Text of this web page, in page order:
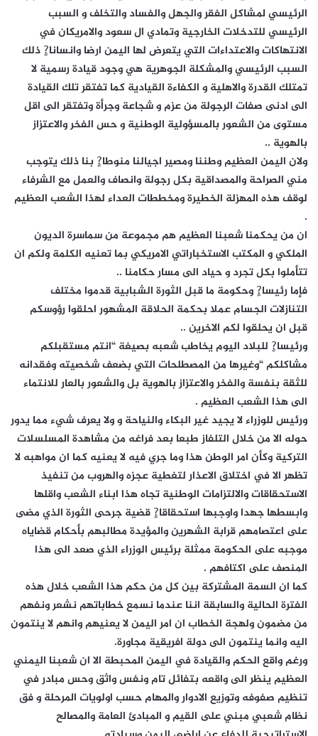
الرئيسي لمشاكل الفقر والجهل والفساد والتخلف و السبب
الرئيسي للتدخلات الخارجية وتمادي ال سعود والامريكان في
الانتهاكات والاعتداءات التي يتعرض لها اليمن ارضا وانسانا?ٍ ذلك
السبب الرئيسي والمشكلة الجوهرية هي وجود قيادة رسمية لا
تمتلك القدرة والاهلية و الكفاءة القيادية كما تفتقر تلك القيادة
الى ادنى صفات الرجولة من عزم و شجاعة وجرأة وتفتقر الى اقل
مستوى من الشعور بالمسؤولية الوطنية و حس الفخر والاعتزاز
بالهوية ..
ولان اليمن العظيم وطننا ومصير اجيالنا منوطا?ٍ بنا ذلك يتوجب
مني الصراحة والمصداقية بكل رجولة وانصاف والعمل مع الشرفاء
لوقف هذه المهزلة الخطيرة ومخططات العداء لهذا الشعب العظيم
.
ان من يحكمنا شعبنا العظيم هم مجموعة من سماسرة الديون
الملكي و المكتب الاستخباراتي الامريكي بما تعنيه الكلمة ولكم ان
تتأملوا بكل تجرد و حياد الى مسار حكامنا ..
فإما رئيسا?ٍ وحكومة ما قبل الثورة الشبابية قدموا مختلف
التنازلات الجسام عملا بحكمة الحلاقة المشهور احلقوا رؤوسكم
قبل ان يحلقوا لكم الاخرين ..
ورئيسا?ٍ للبلاد اليوم يخاطب شعبه بصيغة “انتم مستقبلكم
مشاكلكم “وغيرها من المصطلحات التي بضعف شخصيته وفقدانه
للثقة بنفسة والفخر والاعتزاز بالهوية بل والشعور بالعار للانتماء
الى هذا الشعب العظيم .
ورئيس للوزراء لا يجيد غير البكاء والنياحة و ولا يعرف شيء مما يدور
حوله الا من خلال التلفاز طبعا بعد فراغه من مشاهدة المسلسلات
التركية وكأن امر الوطن هذا وما جري فيه لا يعنيه كما ان مواهبه لا
تظهر الا في اختلاق الاعذار لتغطية عجزه والهروب من تنفيذ
الاستحقاقات والالتزامات الوطنية تجاه هذا ابناء الشعب واقلها
وابسطها جهدا واوجبها استحقاقا?ٍ قضية جرحى الثورة الذي مضى
على اعتصامهم قرابة الشهرين والمؤيدة مطالبهم بأحكام قضاياه
موجبه على الحكومة ممثلة برئيس الوزراء الذي صعد الى هذا
المنصف على اكتافهم .
كما ان السمة المشتركة بين كل من حكم هذا الشعب خلال هذه
الفترة الحالية والسابقة اننا عندما نسمع خطاباتهم نشعر ونفهم
من مضمون ولهجة الخطاب ان امر اليمن لا يعنيهم وانهم لا ينتمون
اليه وانما ينتمون الى دولة افريقية مجاورة.
ورغم واقع الحكم والقيادة في اليمن المحبطة الا ان شعبنا اليمني
العظيم ينظر الى واقعه بتفائل تام ونفس واثق وحس مبادر في
تنظيم صفوفه وتوزيع الادوار والمهام حسب اولويات المرحلة و فق
نظام شعبي مبني على القيم و المبادئ العامة والمصالح